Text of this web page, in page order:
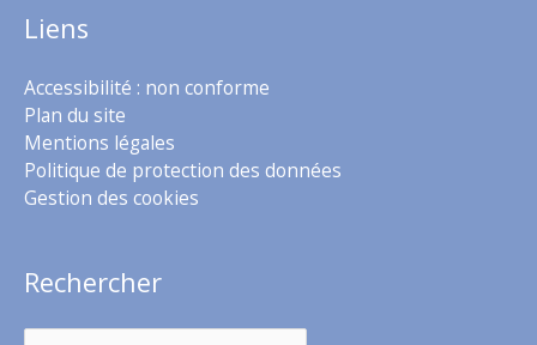
Liens
Accessibilité : non conforme
Plan du site
Mentions légales
Politique de protection des données
Gestion des cookies
Rechercher